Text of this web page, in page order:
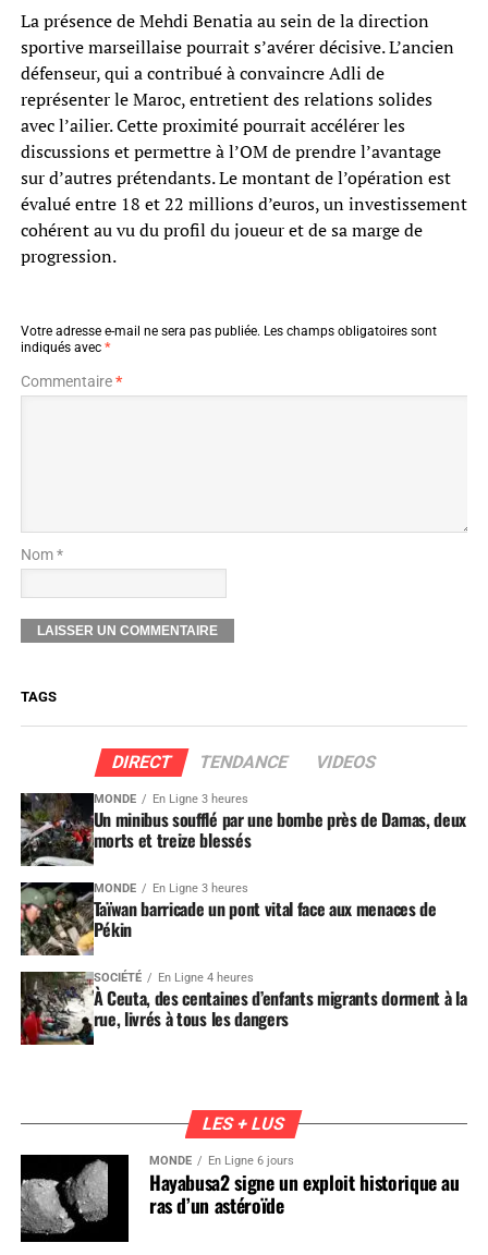
La présence de Mehdi Benatia au sein de la direction
sportive marseillaise pourrait s’avérer décisive. L’ancien
défenseur, qui a contribué à convaincre Adli de
représenter le Maroc, entretient des relations solides
avec l’ailier. Cette proximité pourrait accélérer les
discussions et permettre à l’OM de prendre l’avantage
sur d’autres prétendants. Le montant de l’opération est
évalué entre 18 et 22 millions d’euros, un investissement
cohérent au vu du profil du joueur et de sa marge de
progression.
Votre adresse e-mail ne sera pas publiée. Les champs obligatoires sont
indiqués avec *
Commentaire*
Nom *
TAGS
DIRECT TENDANCE VIDEOS
MONDE En Ligne 3 heures
Un minibus soufflé par une bombe près de Damas, deux
morts et treize blessés
MONDE En Ligne 3 heures
Taïwan barricade un pont vital face aux menaces de
Pékin
SOCIÉTÉ En Ligne 4 heures
À Ceuta, des centaines d’enfants migrants dorment à la
rue, livrés à tous les dangers
LES + LUS
MONDE En Ligne 6 jours
Hayabusa2 signe un exploit historique au
ras d’un astéroïde